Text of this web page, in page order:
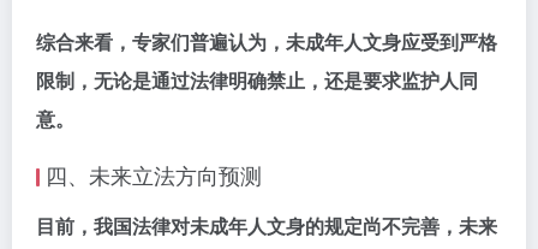
综合来看，专家们普遍认为，未成年人文身应受到严格
限制，无论是通过法律明确禁止，还是要求监护人同
意。
四、未来立法方向预测
目前，我国法律对未成年人文身的规定尚不完善，未来